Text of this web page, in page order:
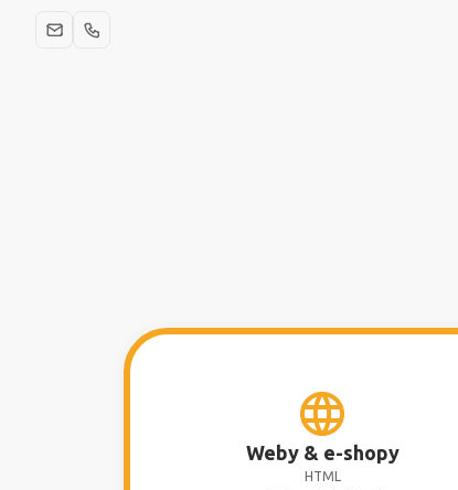
Weby & e-shopy
HTML